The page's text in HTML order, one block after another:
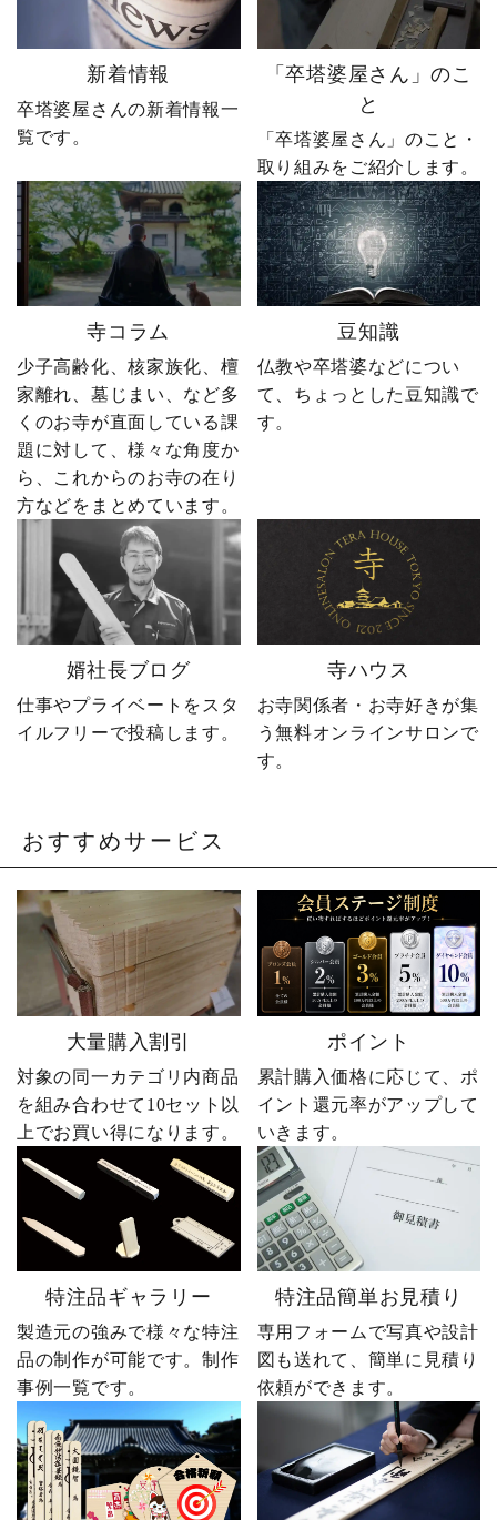
【お墓用】花立高級ステンレス製 1対2本セ
ットW-48特大
完結です。 あなたなら、
人生で一番大きな挑戦は
何ですか？ぜひコメント
で教えてください！ 「い
いね」「保存」「フォロ
ー」も励みになります。
ーーーーーー 創業明治15
年｜卒塔婆専門メーカー
東京・日の出町を拠点
に、全国6,000以上のお寺
とお取引する、 お寺のこ
とを知り尽くした“卒塔婆
屋”です。 卒塔婆に関する
疑問をわかりやすく解説
しながら、 住職・寺院向
けの有益な情報や やじ社
長の日常まで発信中！▶
@sotoubaya140 ご相談は
DM・公式LINEからお気
軽にどうぞ📩 #やじ社長 #
卒塔婆 #卒塔婆屋さん #日
の出町 婿社長
たサイトに待っていたの
は、想像以上の結果でし
た。 そして、その後やじ
社長の運命を大きく変え
る出来事が起こります。
続きは第4話「逆転編」。
ぜひ最後までご覧いただ
き、感想をコメントで教
えてください！ 「いい
ね」「保存」「フォロ
ー」も励みになります。
ーーーーーーーーーーー
ーーーーーー 創業明治15
年｜卒塔婆専門メーカー
東京・日の出町を拠点
に、全国6,000以上のお寺
とお取引する、 お寺のこ
しながら、 住職・寺院向
けの有益な情報や やじ社
長の日常まで発信中！▶
@sotoubaya140 ご相談は
DM・公式LINEからお気
軽にどうぞ📩 #やじ社長 #
卒塔婆 #卒塔婆屋さん #日
の出町 婿社長
新着情報
卒塔婆屋さんの新着情報一
覧です。
「卒塔婆屋さん」のこ
と
「卒塔婆屋さん」のこと・
取り組みをご紹介します。
寺コラム
少子高齢化、核家族化、檀
家離れ、墓じまい、など多
くのお寺が直面している課
題に対して、様々な角度か
ら、これからのお寺の在り
方などをまとめています。
豆知識
仏教や卒塔婆などについ
て、ちょっとした豆知識で
す。
婿社長ブログ
仕事やプライベートをスタ
イルフリーで投稿します。
寺ハウス
お寺関係者・お寺好きが集
う無料オンラインサロンで
す。
おすすめサービス
大量購入割引
対象の同一カテゴリ内商品
を組み合わせて10セット以
上でお買い得になります。
ポイント
累計購入価格に応じて、ポ
イント還元率がアップして
いきます。
特注品ギャラリー
製造元の強みで様々な特注
品の制作が可能です。制作
事例一覧です。
特注品簡単お見積り
専用フォームで写真や設計
図も送れて、簡単に見積り
依頼ができます。